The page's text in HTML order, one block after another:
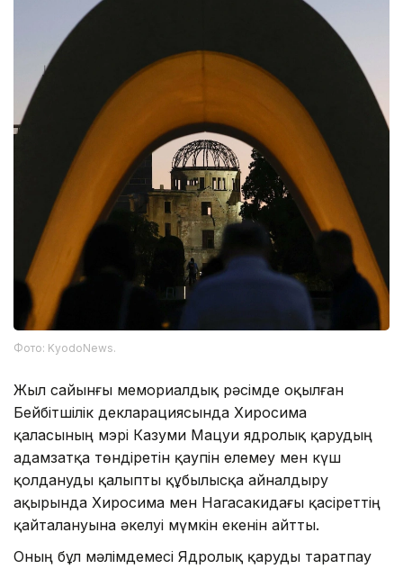
Фото: KyodoNews.
Жыл сайынғы мемориалдық рәсімде оқылған
Бейбітшілік декларациясында Хиросима
қаласының мэрі Казуми Мацуи ядролық қарудың
адамзатқа төндіретін қаупін елемеу мен күш
қолдануды қалыпты құбылысқа айналдыру
ақырында Хиросима мен Нагасакидағы қасіреттің
қайталануына әкелуі мүмкін екенін айтты.
Оның бұл мәлімдемесі Ядролық қаруды таратпау